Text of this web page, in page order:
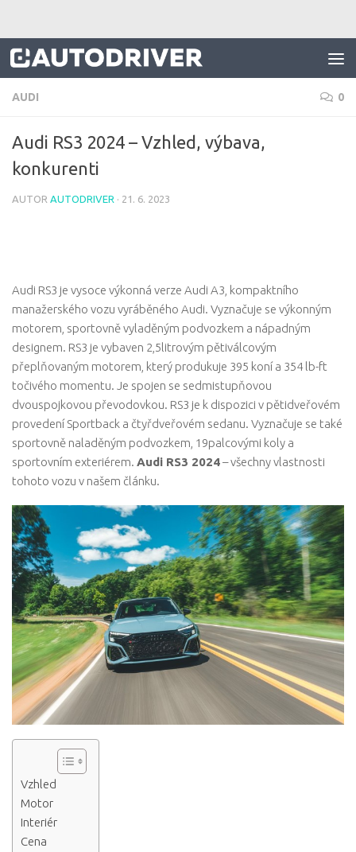
AUDI 0
Audi RS3 2024 – Vzhled, výbava,
konkurenti
AUTOR AUTODRIVER · 21. 6. 2023
Audi RS3 je vysoce výkonná verze Audi A3, kompaktního
manažerského vozu vyráběného Audi. Vyznačuje se výkonným
motorem, sportovně vyladěným podvozkem a nápadným
designem. RS3 je vybaven 2,5litrovým pětiválcovým
přeplňovaným motorem, který produkuje 395 koní a 354 lb-ft
točivého momentu. Je spojen se sedmistupňovou
dvouspojkovou převodovkou. RS3 je k dispozici v pětidveřovém
provedení Sportback a čtyřdveřovém sedanu. Vyznačuje se také
sportovně naladěným podvozkem, 19palcovými koly a
sportovním exteriérem. Audi RS3 2024– všechny vlastnosti
tohoto vozu v našem článku.
Vzhled
Motor
Interiér
Cena